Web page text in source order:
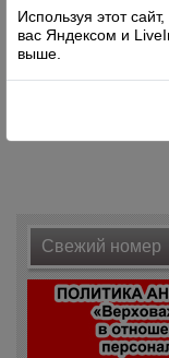
Комментарии (0)
Свежий номер
Используя этот
вас Яндексом и
выше.